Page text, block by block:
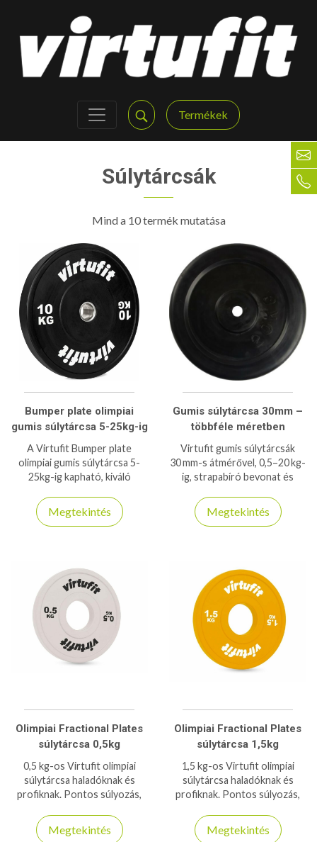
Termékek
Súlytárcsák
Mind a 10 termék mutatása
Bumper plate olimpiai
gumis súlytárcsa 5-25kg-ig
A Virtufit Bumper plate
olimpiai gumis súlytárcsa 5-
25kg-ig kapható, kiváló
Megtekintés
Gumis súlytárcsa 30mm –
többféle méretben
Virtufit gumis súlytárcsák
30 mm-s átmérővel, 0,5–20 kg-
ig, strapabíró bevonat és
súlyzókkal végzett otthoni és
edzőtermi edzéshez.
Megtekintés
Olimpiai Fractional Plates
súlytárcsa 0,5kg
0,5 kg-os Virtufit olimpiai
súlytárcsa haladóknak és
profiknak. Pontos súlyozás,
minden 50 mm-es rúdhoz.
Megtekintés
Olimpiai Fractional Plates
súlytárcsa 1,5kg
1,5 kg-os Virtufit olimpiai
súlytárcsa haladóknak és
profiknak. Pontos súlyozás,
minden 50 mm-es rúdhoz.
Megtekintés